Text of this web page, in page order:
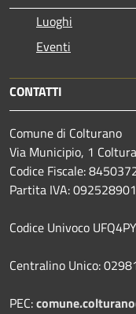
Luoghi
Eventi
CONTATTI
Comune di Colturano
Via Municipio, 1
Codice Fiscale:
Partita IVA:
Codice Univoco UFQ4PY
Centralino Unico:
PEC: